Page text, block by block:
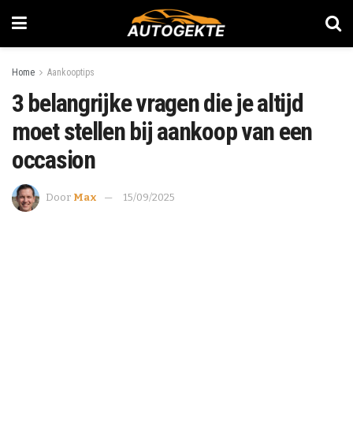
Home Aankooptips
3 belangrijke vragen die je altijd
moet stellen bij aankoop van een
occasion
Door Max 15/09/2025